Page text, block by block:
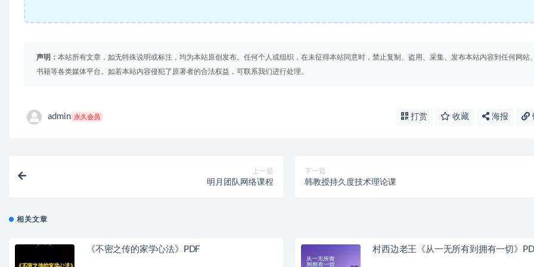
声明： 本站所有文章，如无特殊说明或标注，均为本站原创发布。任何个人或组织，在未征得本站同意时，禁止复制、盗用、采集、发布本站内容到任何网站、
书籍等各类媒体平台。如若本站内容侵犯了原著者的合法权益，可联系我们进行处理。
admin 永久会员 打赏 收藏 海报
上一篇
明月团队网络课程
下一篇
韩教授持久度技术理论课
相关文章
《不密之传的家学心法》PDF 村西边老王《从一无所有到拥有一切》